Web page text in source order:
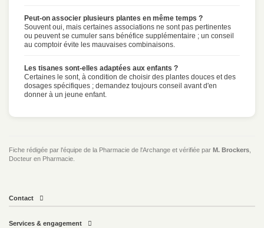
Peut-on associer plusieurs plantes en même temps ?
Souvent oui, mais certaines associations ne sont pas pertinentes
ou peuvent se cumuler sans bénéfice supplémentaire ; un conseil
au comptoir évite les mauvaises combinaisons.
Les tisanes sont-elles adaptées aux enfants ?
Certaines le sont, à condition de choisir des plantes douces et des
dosages spécifiques ; demandez toujours conseil avant d'en
donner à un jeune enfant.
Fiche rédigée par l'équipe de la Pharmacie de l'Archange et vérifiée par M. Brockers
Docteur en Pharmacie.
Contact
Services & engagement